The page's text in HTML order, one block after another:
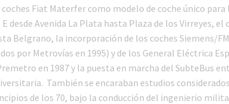
Fiat Materfer como modelo de coche único para
desde Avenida La Plata hasta Plaza de los Virreyes, el
Belgrano, la incorporación de los coches Siemens/FM
por Metrovías en 1995) y de los General Eléctrica
en 1987 y la puesta en marcha del SubteBus
También se encaraban estudios
de los 70, bajo la conducción del ingenierio